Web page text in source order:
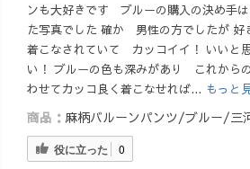
ンも大好きです ブルーの購入の決め手
た写真でした 確か 男性の方でしたが 好
着こなされていて カッコイイ！ いいと
い！ ブルーの色も深みがあり これから
わせてカッコ良く着こなせれば... もっと
商品： 麻柄バルーンパンツ/ブルー/三
役に立った 0